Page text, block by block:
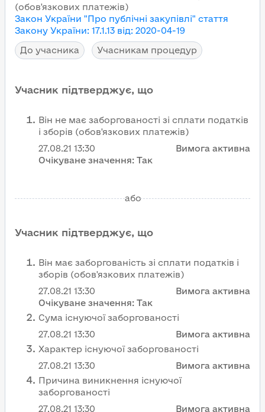
(обов'язкових платежів)
Закон України "Про публічні закупівлі" стаття
Закону України: 17.1.13 від: 2020-04-19
До учасника
Учасникам процедур
Учасник підтверджує, що
Він не має заборгованості зі сплати податків
і зборів (обов'язкових платежів)
27.08.21 13:30
Вимога активна
Очікуване значення: Так
або
Учасник підтверджує, що
Він має заборгованість зі сплати податків і
зборів (обов'язкових платежів)
27.08.21 13:30
Вимога активна
Очікуване значення: Так
Сума існуючої заборгованості
27.08.21 13:30
Вимога активна
Характер існуючої заборгованості
27.08.21 13:30
Вимога активна
Причина виникнення існуючої
заборгованості
27.08.21 13:30 Вимога активна